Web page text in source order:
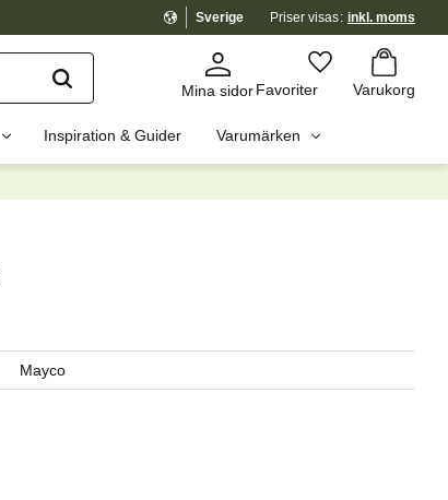
Sverige Priser visas inkl. moms
Mina sidorFavoriter Varukorg
Favoriter
Kundvagn
Inspiration & Guider Varumärken
Mayco